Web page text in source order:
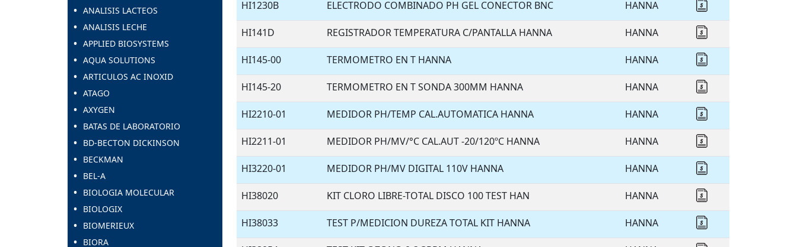
ANALISIS LACTEOS
ANALISIS LECHE
APPLIED BIOSYSTEMS
AQUA SOLUTIONS
ARTICULOS AC INOXID
ATAGO
AXYGEN
BATAS DE LABORATORIO
BD-BECTON DICKINSON
BECKMAN
BEL-A
BIOLOGIA MOLECULAR
BIOLOGIX
BIOMERIEUX
BIORA
HI1230B ELECTRODO COMBINADO PH GEL CONECTOR BNC HANNA
HI141D REGISTRADOR TEMPERATURA C/PANTALLA HANNA HANNA
HI145-00 TERMOMETRO EN T HANNA HANNA
HI145-20 TERMOMETRO EN T SONDA 300MM HANNA HANNA
HI2210-01 MEDIDOR PH/TEMP CAL.AUTOMATICA HANNA HANNA
HI2211-01 MEDIDOR PH/MV/°C CAL.AUT -20/120ºC HANNA HANNA
HI3220-01 MEDIDOR PH/MV DIGITAL 110V HANNA HANNA
HI38020 KIT CLORO LIBRE-TOTAL DISCO 100 TEST HAN HANNA
HI38033 TEST P/MEDICION DUREZA TOTAL KIT HANNA HANNA